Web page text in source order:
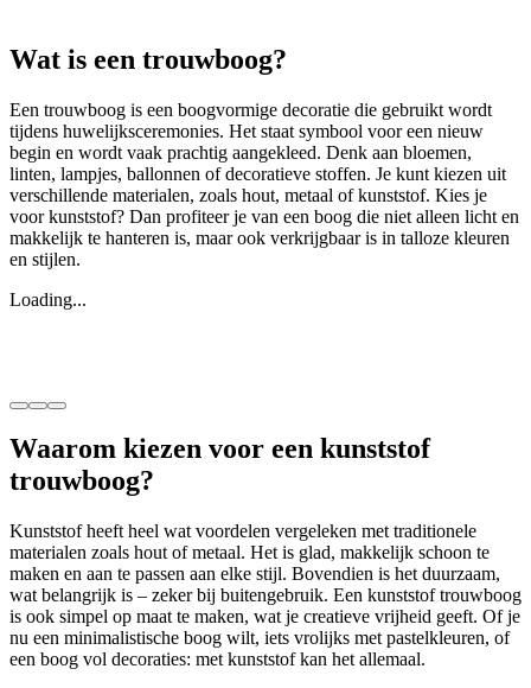
Wat is een trouwboog?
Een trouwboog is een boogvormige decoratie die gebruikt wordt
tijdens huwelijksceremonies. Het staat symbool voor een nieuw
begin en wordt vaak prachtig aangekleed. Denk aan bloemen,
linten, lampjes, ballonnen of decoratieve stoffen. Je kunt kiezen uit
verschillende materialen, zoals hout, metaal of kunststof. Kies je
voor kunststof? Dan profiteer je van een boog die niet alleen licht en
makkelijk te hanteren is, maar ook verkrijgbaar is in talloze kleuren
en stijlen.
Loading...
Waarom kiezen voor een kunststof
trouwboog?
Kunststof heeft heel wat voordelen vergeleken met traditionele
materialen zoals hout of metaal. Het is glad, makkelijk schoon te
maken en aan te passen aan elke stijl. Bovendien is het duurzaam,
wat belangrijk is – zeker bij buitengebruik. Een kunststof trouwboog
is ook simpel op maat te maken, wat je creatieve vrijheid geeft. Of je
nu een minimalistische boog wilt, iets vrolijks met pastelkleuren, of
een boog vol decoraties: met kunststof kan het allemaal.